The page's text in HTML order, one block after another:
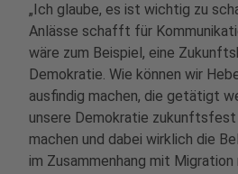
„Ich glaube, es ist wichtig zu
Anlässe schafft für
wäre zum Beispiel, eine
Demokratie. Wie können wir
ausfindig machen, die getätigt
unsere Demokratie zukunftsfest
machen und dabei wirklich die
im Zusammenhang mit Migration